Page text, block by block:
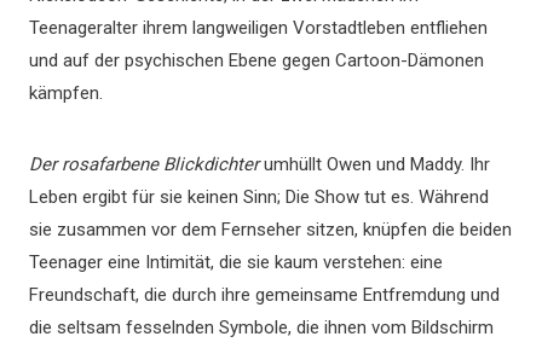
Teenageralter ihrem langweiligen Vorstadtleben entfliehen
und auf der psychischen Ebene gegen Cartoon-Dämonen
kämpfen.
Der rosafarbene Blickdichterumhüllt Owen und Maddy. Ihr
Leben ergibt für sie keinen Sinn; Die Show tut es. Während
sie zusammen vor dem Fernseher sitzen, knüpfen die beiden
Teenager eine Intimität, die sie kaum verstehen: eine
Freundschaft, die durch ihre gemeinsame Entfremdung und
die seltsam fesselnden Symbole, die ihnen vom Bildschirm